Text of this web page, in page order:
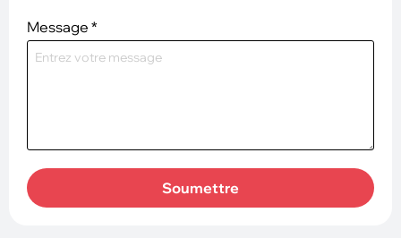
Message *
Soumettre